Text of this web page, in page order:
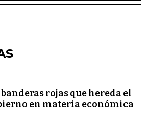
rojas que hereda el
en materia económica